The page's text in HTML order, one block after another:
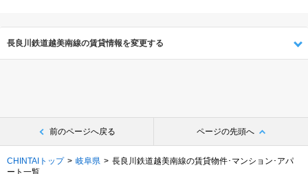
長良川鉄道越美南線の賃貸情報を変更する
前のページへ戻る ページの先頭へ
CHINTAIトップ 岐阜県
長良川鉄道越美南線の賃貸物件･マンション･アパ
ート一覧